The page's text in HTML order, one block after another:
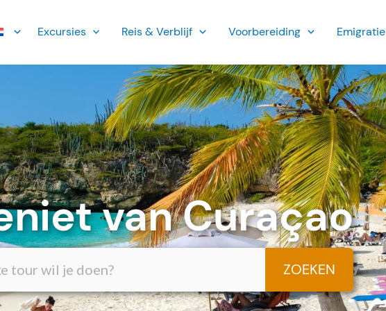
Ex­cursies Reis & Verblijf Voorbereiding Emi­gratie
van Curaçao